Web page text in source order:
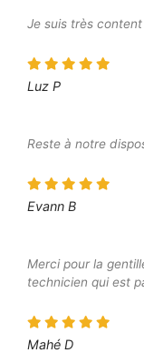
Je suis très
Luz P
Reste à notre
Evann B
Merci pour la
technicien qui est
Mahé D